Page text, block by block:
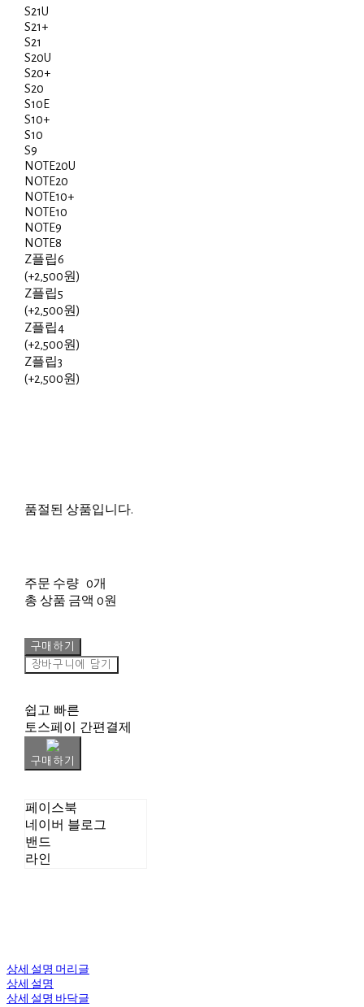
S21U
S21+
S21
S20U
S20+
S20
S10E
S10+
S10
S9
NOTE20U
NOTE20
NOTE10+
NOTE10
NOTE9
NOTE8
Z플립6
(+2,500원)
Z플립5
(+2,500원)
Z플립4
(+2,500원)
Z플립3
(+2,500원)
품절된 상품입니다.
주문 수량 0개
총 상품 금액 0원
구매하기
장바구니에 담기
쉽고 빠른
토스페이 간편결제
구매하기
페이스북
네이버 블로그
밴드
라인
상세 설명 머리글
상세 설명
상세 설명 바닥글